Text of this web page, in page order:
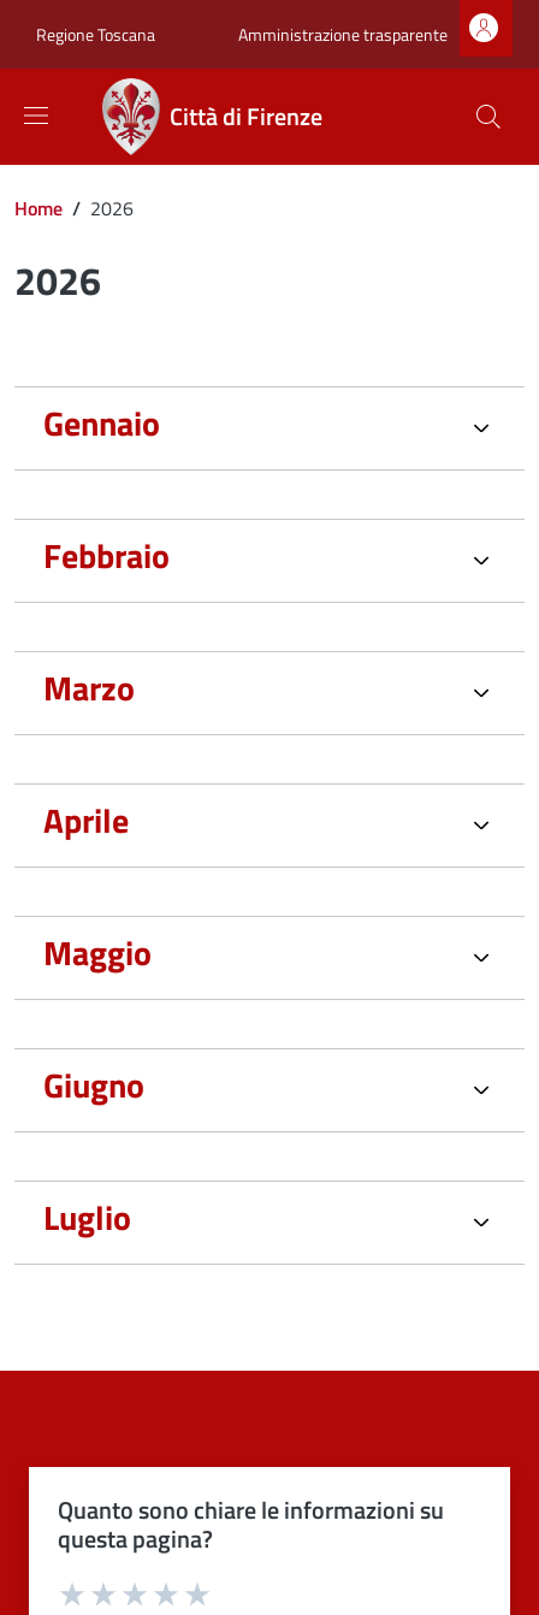
Regione Toscana Zona superiore
Amministrazione trasparente
Città di Firenze
Briciole di pane
Home / 2026
2026
Gennaio
Febbraio
Marzo
Aprile
Maggio
Giugno
Luglio
Quanto sono chiare le informazioni su
questa pagina?
Valuta 4 stelle su 5
Valuta 3 stelle su 5
Valuta 2 stelle su 5
Valuta 1 stelle su 5